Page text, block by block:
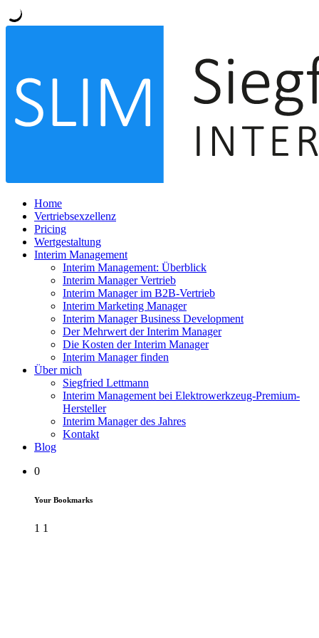
Home
Vertriebsexzellenz
Pricing
Wertgestaltung
Interim Management
Interim Management: Überblick
Interim Manager Vertrieb
Interim Manager im B2B-Vertrieb
Interim Marketing Manager
Interim Manager Business Development
Der Mehrwert der Interim Manager
Die Kosten der Interim Manager
Interim Manager finden
Über mich
Siegfried Lettmann
Interim Management bei Elektrowerkzeug-Premium-
Hersteller
Interim Manager des Jahres
Kontakt
Blog
0
Your Bookmarks
1 1